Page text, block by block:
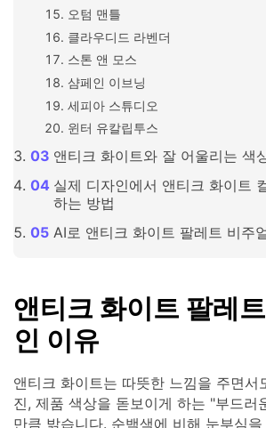
오텀 맨틀
클라우디드 라벤더
스톤 앤 모스
샴페인 이브닝
세피아 스튜디오
윈터 유칼립투스
앤티크 화이트와 잘 어울리는 색
실제 디자인에서 앤티크 화이트
하는 방법
AI로 앤티크 화이트 팔레트 비주
앤티크 화이트 팔레
인 이유
앤티크 화이트는 따뜻한 느낌을 주면서
진, 제품 색상을 돋보이게 하는 "부드러
만큼 밝습니다. 순백색에 비해 눈부심